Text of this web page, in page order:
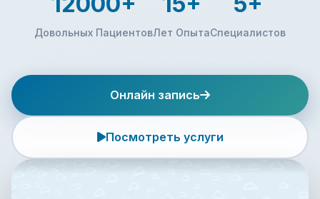
Довольных ПациентовЛет ОпытаСпециалистов
Онлайн запись
Посмотреть услуги